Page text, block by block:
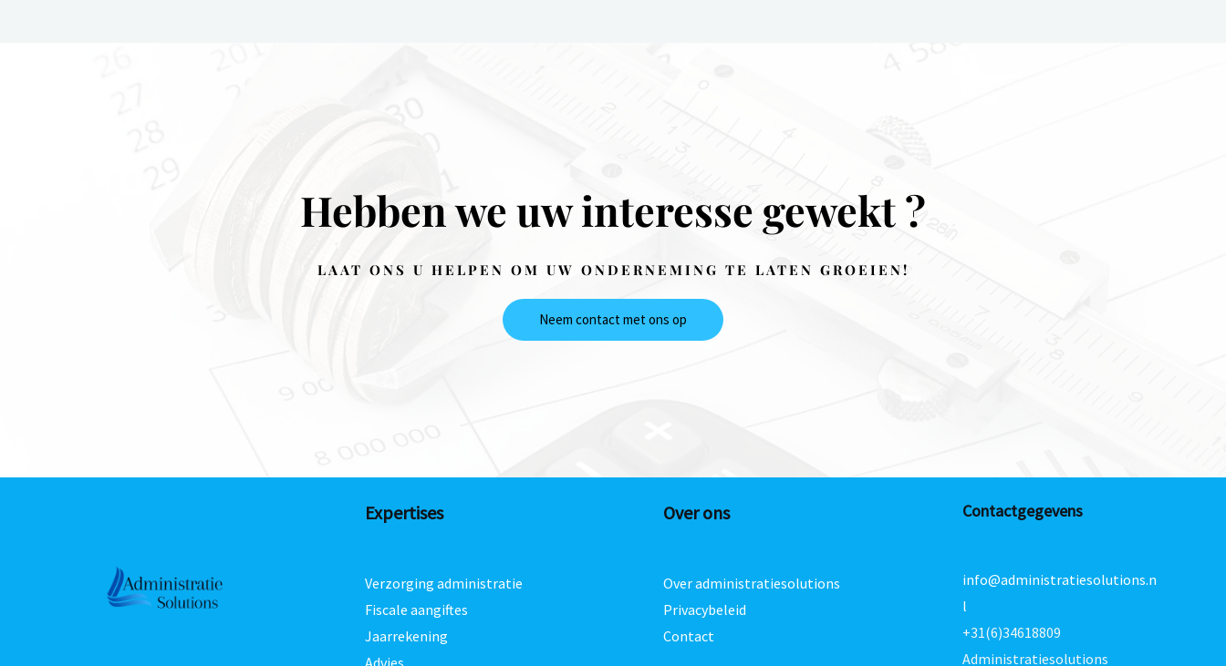
Hebben we uw interesse gewekt ?
LAAT ONS U HELPEN OM UW ONDERNEMING TE LATEN GROEIEN!
Neem contact met ons op
Expertises
Verzorging administratie
Fiscale aangiftes
Jaarrekening
Advies
Over ons
Over administratiesolutions
Privacybeleid
Contact
Contactgegevens
info@administratiesolutions.n
l
+31(6)34618809
Administratiesolutions